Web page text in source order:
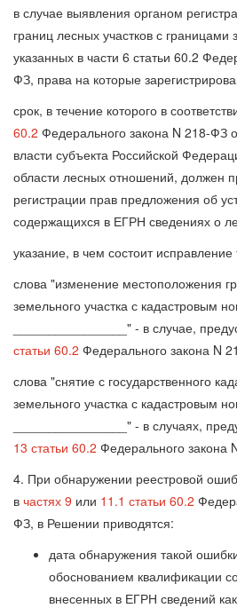
в случае выявления органом
границ лесных участков с границами
указанных в части 6 статьи 60.2
ФЗ, права на которые
срок, в течение которого в
60.2 Федерального закона N 218-ФЗ
власти субъекта Российской
области лесных отношений, должен
регистрации прав предложения об
содержащихся в ЕГРН сведениях о
указание, в чем состоит
слова "изменение местоположения
земельного участка с кадастровым
________________" - в случае,
статьи 60.2 Федерального закона N
слова "снятие с государственного
земельного участка с кадастровым
________________" - в случаях,
13 статьи 60.2 Федерального закона
4. При обнаружении реестровой
в частях 9 или 11.1 статьи 60.2
ФЗ, в Решении приводятся:
дата обнаружения такой
обоснованием квалификации
внесенных в ЕГРН сведений